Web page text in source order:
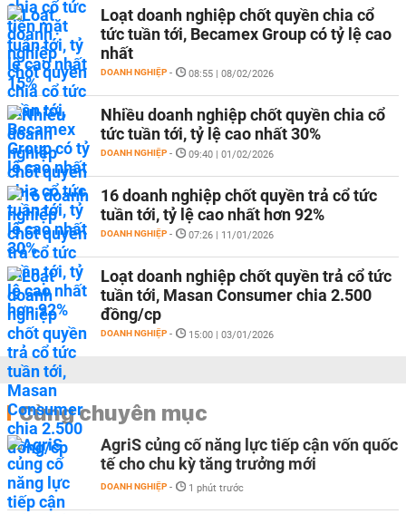
Loạt doanh nghiệp chốt quyền chia cổ
tức tuần tới, Becamex Group có tỷ lệ cao
nhất
DOANH NGHIỆP - 08:55 | 08/02/2026
Nhiều doanh nghiệp chốt quyền chia cổ
tức tuần tới, tỷ lệ cao nhất 30%
DOANH NGHIỆP - 09:40 | 01/02/2026
16 doanh nghiệp chốt quyền trả cổ tức
tuần tới, tỷ lệ cao nhất hơn 92%
DOANH NGHIỆP - 07:26 | 11/01/2026
Loạt doanh nghiệp chốt quyền trả cổ tức
tuần tới, Masan Consumer chia 2.500
đồng/cp
DOANH NGHIỆP - 15:00 | 03/01/2026
Cùng chuyên mục
AgriS củng cố năng lực tiếp cận vốn quốc
tế cho chu kỳ tăng trưởng mới
DOANH NGHIỆP - 1 phút trước